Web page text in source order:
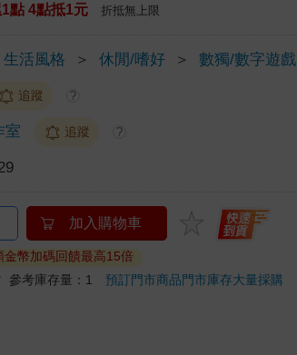
點 4點抵1元 折抵無上限
生活風格 ＞ 休閒/嗜好 ＞ 數獨/數字遊戲
追蹤 ?
室 追蹤 ?
加入購物車
幣加碼回饋最高15倍
參考庫存量：1預訂門市商品門市庫存大量採購